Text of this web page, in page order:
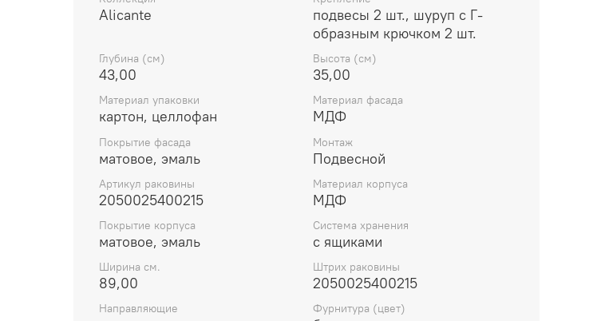
Alicante
подвесы 2 шт., шуруп с Г-
образным крючком 2 шт.
Глубина (см)
43,00
Высота (см)
35,00
Материал упаковки
картон, целлофан
Материал фасада
МДФ
Покрытие фасада
матовое, эмаль
Монтаж
Подвесной
Артикул раковины
2050025400215
Материал корпуса
МДФ
Покрытие корпуса
матовое, эмаль
Система хранения
с ящиками
Ширина см.
89,00
Штрих раковины
2050025400215
Направляющие Фурнитура (цвет)